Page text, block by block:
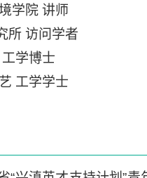
学院 讲师
所 访问学者
学博士
工学学士